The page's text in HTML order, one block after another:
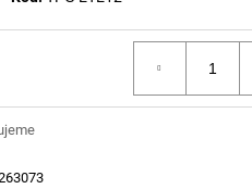
LITHIUM 3V RAPTHOR